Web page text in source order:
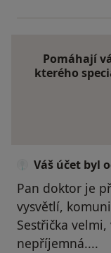
Pomáhají
kterého
Váš účet byl
Pan doktor je
vysvětlí,
Sestřička
nepříjemná....